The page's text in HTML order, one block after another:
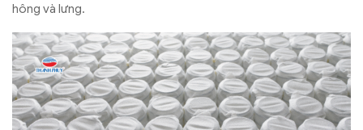
hông và lưng.